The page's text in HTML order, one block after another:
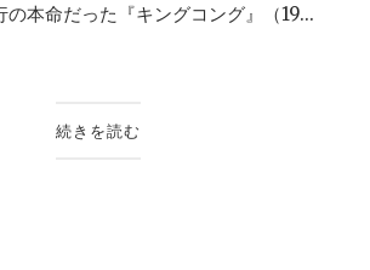
の本命だった『キングコング』（19...
続きを読む